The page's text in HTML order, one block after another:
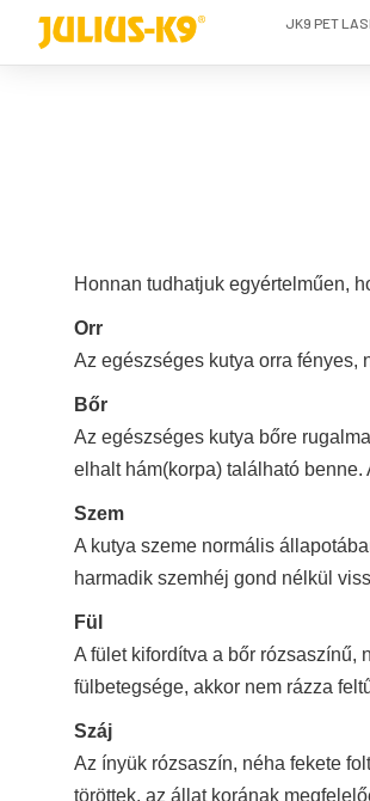
JK9 PET
Honnan tudhatjuk egyértelműen,
Orr
Az egészséges kutya orra fényes,
Bőr
Az egészséges kutya bőre
elhalt hám(korpa) található
Szem
A kutya szeme normális
harmadik szemhéj gond nélkül
Fül
A fület kifordítva a bőr rózsaszínű,
fülbetegsége, akkor nem rázza
Száj
Az ínyük rózsaszín, néha fekete
töröttek, az állat korának